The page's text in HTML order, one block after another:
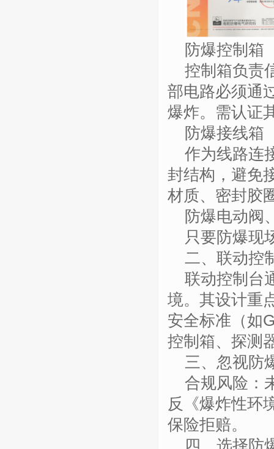
防爆控制箱
控制箱负责
部电路必须通
爆炸。需认证
防爆接线箱
作为线路连
封结构，避免
材质、密封胶
防爆电动阀
只要防爆现
二、联动控
联动控制台
境。其设计重
安全标准（如
控制箱、探测
三、忽视防
合规风险：
反《爆炸性环
保险拒赔。
四、选择防